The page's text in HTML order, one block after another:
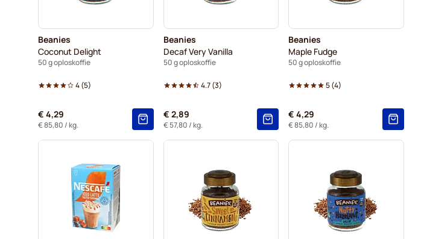
Beanies
Coconut Delight
50 g oploskoffie
4(5)
€ 4,29
€ 85,80 / kg.
Beanies
Decaf Very Vanilla
50 g oploskoffie
4.7(3)
€ 2,89
€ 57,80 / kg.
Beanies
Maple Fudge
50 g oploskoffie
5(4)
€ 4,29
€ 85,80 / kg.